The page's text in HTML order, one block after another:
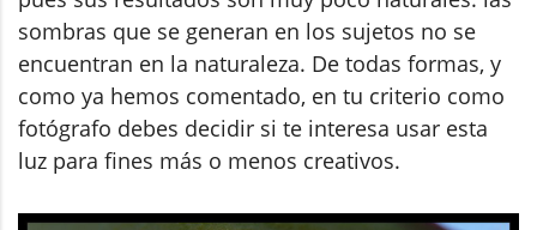
sombras que se generan en los sujetos no se
encuentran en la naturaleza. De todas formas, y
como ya hemos comentado, en tu criterio como
fotógrafo debes decidir si te interesa usar esta
luz para fines más o menos creativos.